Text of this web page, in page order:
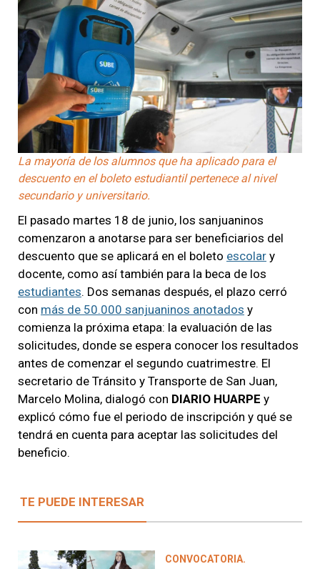
La mayoría de los alumnos que ha aplicado para el
descuento en el boleto estudiantil pertenece al nivel
secundario y universitario.
El pasado martes 18 de junio, los sanjuaninos
comenzaron a anotarse para ser beneficiarios del
descuento que se aplicará en el boleto escolar y
docente, como así también para la beca de los
estudiantes. Dos semanas después, el plazo cerró
con más de 50.000 sanjuaninos anotados y
comienza la próxima etapa: la evaluación de las
solicitudes, donde se espera conocer los resultados
antes de comenzar el segundo cuatrimestre. El
secretario de Tránsito y Transporte de San Juan,
Marcelo Molina, dialogó con DIARIO HUARPE y
explicó cómo fue el periodo de inscripción y qué se
tendrá en cuenta para aceptar las solicitudes del
beneficio.
TE PUEDE INTERESAR
CONVOCATORIA.